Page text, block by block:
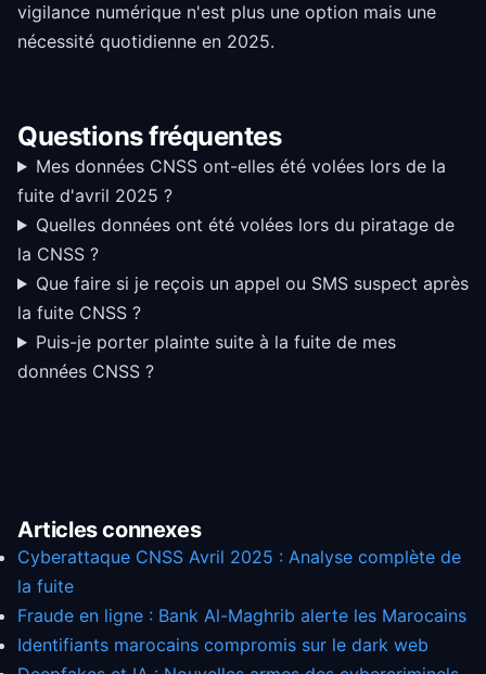
vigilance numérique n'est plus une option mais une
nécessité quotidienne en 2025.
Questions fréquentes
Mes données CNSS ont-elles été volées lors de la
fuite d'avril 2025 ?
Quelles données ont été volées lors du piratage de
la CNSS ?
Que faire si je reçois un appel ou SMS suspect après
la fuite CNSS ?
Puis-je porter plainte suite à la fuite de mes
données CNSS ?
Articles connexes
Cyberattaque CNSS Avril 2025 : Analyse complète de
la fuite
Fraude en ligne : Bank Al-Maghrib alerte les Marocains
Identifiants marocains compromis sur le dark web